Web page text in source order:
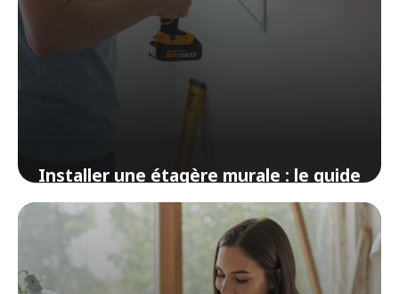
Installer une étagère murale : le guide
pour les nuls en bricolage
14 avril 2026